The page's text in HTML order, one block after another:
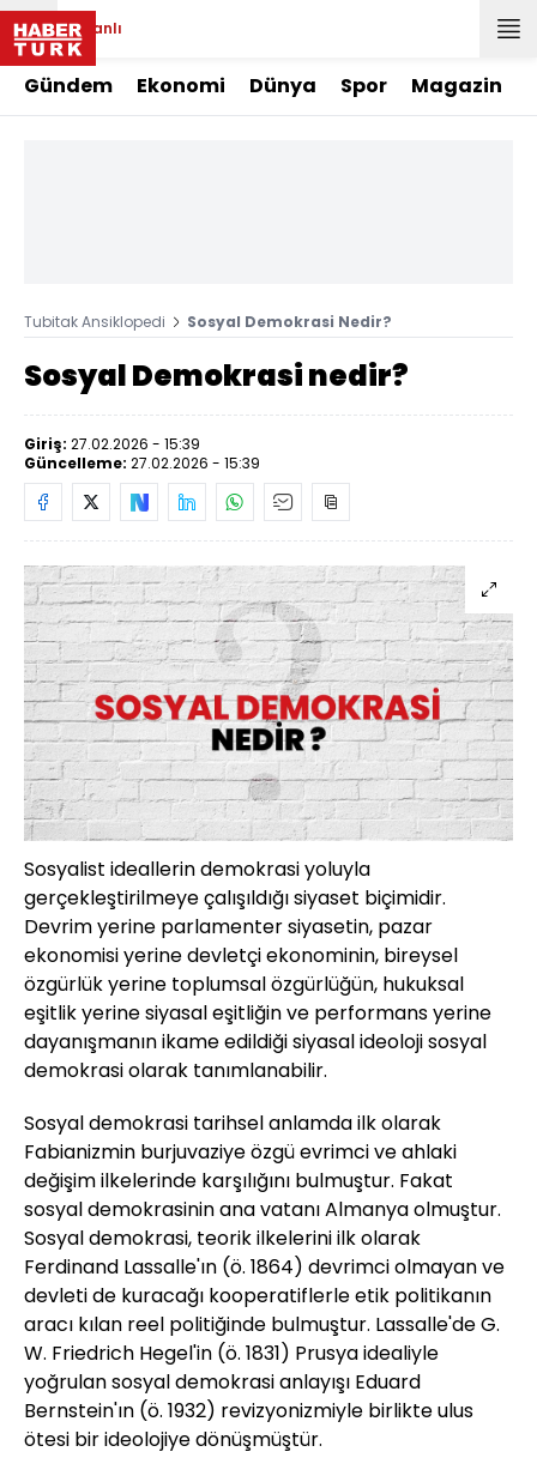
Canlı
Gündem Ekonomi Dünya Spor Magazin
Tubitak Ansiklopedi Sosyal Demokrasi Nedir?
Sosyal Demokrasi nedir?
Giriş: 27.02.2026 - 15:39
Güncelleme: 27.02.2026 - 15:39
Sosyalist ideallerin demokrasi yoluyla
gerçekleştirilmeye çalışıldığı siyaset biçimidir.
Devrim yerine parlamenter siyasetin, pazar
ekonomisi yerine devletçi ekonominin, bireysel
özgürlük yerine toplumsal özgürlüğün, hukuksal
eşitlik yerine siyasal eşitliğin ve performans yerine
dayanışmanın ikame edildiği siyasal ideoloji sosyal
demokrasi olarak tanımlanabilir.
Sosyal demokrasi tarihsel anlamda ilk olarak
Fabianizmin burjuvaziye özgü evrimci ve ahlaki
değişim ilkelerinde karşılığını bulmuştur. Fakat
sosyal demokrasinin ana vatanı Almanya olmuştur.
Sosyal demokrasi, teorik ilkelerini ilk olarak
Ferdinand Lassalle'ın (ö. 1864) devrimci olmayan ve
devleti de kuracağı kooperatiflerle etik politikanın
aracı kılan reel politiğinde bulmuştur. Lassalle'de G.
W. Friedrich Hegel'in (ö. 1831) Prusya idealiyle
yoğrulan sosyal demokrasi anlayışı Eduard
Bernstein'ın (ö. 1932) revizyonizmiyle birlikte ulus
ötesi bir ideolojiye dönüşmüştür.